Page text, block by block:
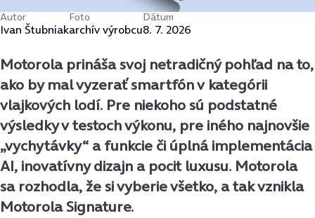
Autor
Ivan Štubniak
Foto
archív výrobcu
Dátum
8. 7. 2026
Motorola prináša svoj netradičný pohľad na to,
ako by mal vyzerať smartfón v kategórii
vlajkových lodí. Pre niekoho sú podstatné
výsledky v testoch výkonu, pre iného najnovšie
„vychytávky“ a funkcie či úplná implementácia
AI, inovatívny dizajn a pocit luxusu. Motorola
sa rozhodla, že si vyberie všetko, a tak vznikla
Motorola Signature.